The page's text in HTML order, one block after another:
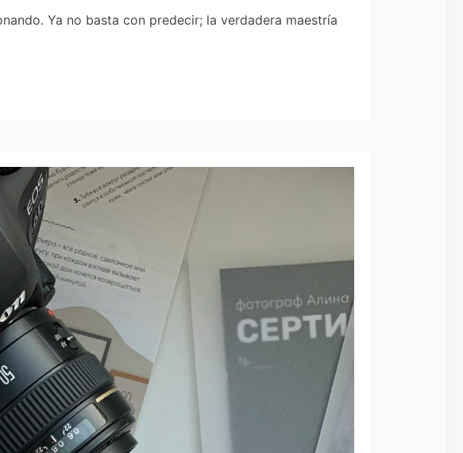
Ya no basta con predecir; la verdadera maestría